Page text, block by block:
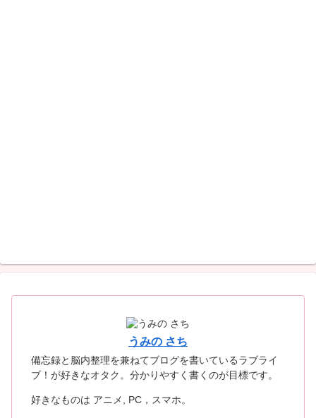
うみの さち
備忘録と脳内整理を兼ねてブログを書いているラブライ
ブ！が好きなオタク。分かりやすく書くのが目標です。
好きなものは アニメ, PC，スマホ。